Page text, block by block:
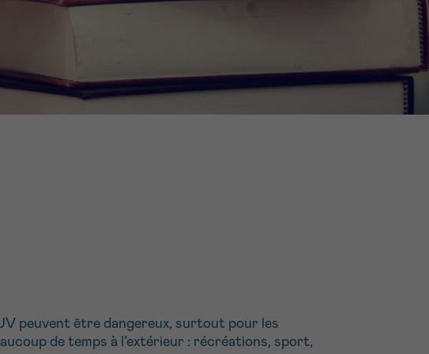
peuvent être dangereux, surtout pour les
de temps à l’extérieur : récréations, sport,
formulaire de
16h-18h